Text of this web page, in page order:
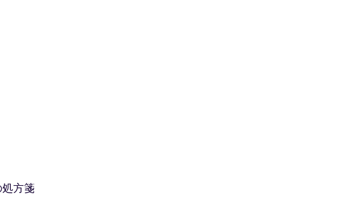
方箋